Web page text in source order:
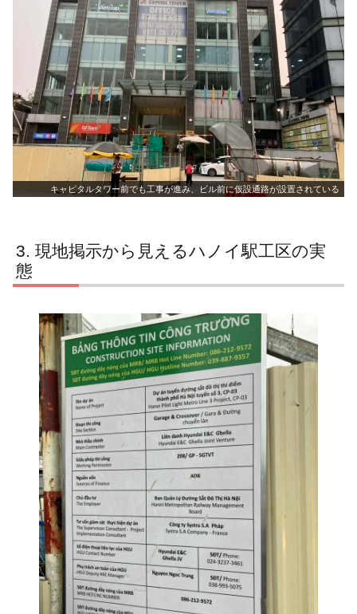
キャピタルタワー前でも工事が進み、ビル前に仮設通路が設置されている
現地掲示から見えるハノイ駅工区の実
態